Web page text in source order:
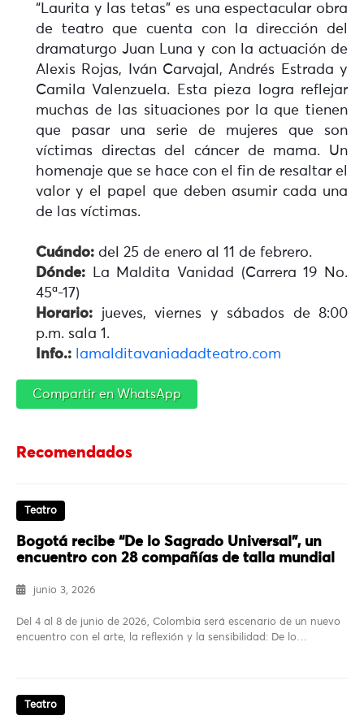
“Laurita y las tetas” es una espectacular obra
de teatro que cuenta con la dirección del
dramaturgo Juan Luna y con la actuación de
Alexis Rojas, Iván Carvajal, Andrés Estrada y
Camila Valenzuela. Esta pieza logra reflejar
muchas de las situaciones por la que tienen
que pasar una serie de mujeres que son
víctimas directas del cáncer de mama. Un
homenaje que se hace con el fin de resaltar el
valor y el papel que deben asumir cada una
de las víctimas.
Cuándo: del 25 de enero al 11 de febrero.
Dónde: La Maldita Vanidad (Carrera 19 No.
45ª-17)
Horario: jueves, viernes y sábados de 8:00
p.m. sala 1.
Info.: lamalditavaniadadteatro.com
Compartir en WhatsApp
Recomendados
Teatro
Bogotá recibe “De lo Sagrado Universal”, un
encuentro con 28 compañías de talla mundial
junio 3, 2026
Del 4 al 8 de junio de 2026, Colombia será escenario de un nuevo
encuentro con el arte, la reflexión y la sensibilidad: De lo…
Teatro